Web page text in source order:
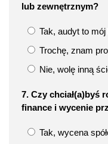
lub zewnętrznym?
Tak, audyt to
Trochę, znam
Nie, wolę inną
7. Czy chciał(a)byś
finance i wycenie
Tak, wycena